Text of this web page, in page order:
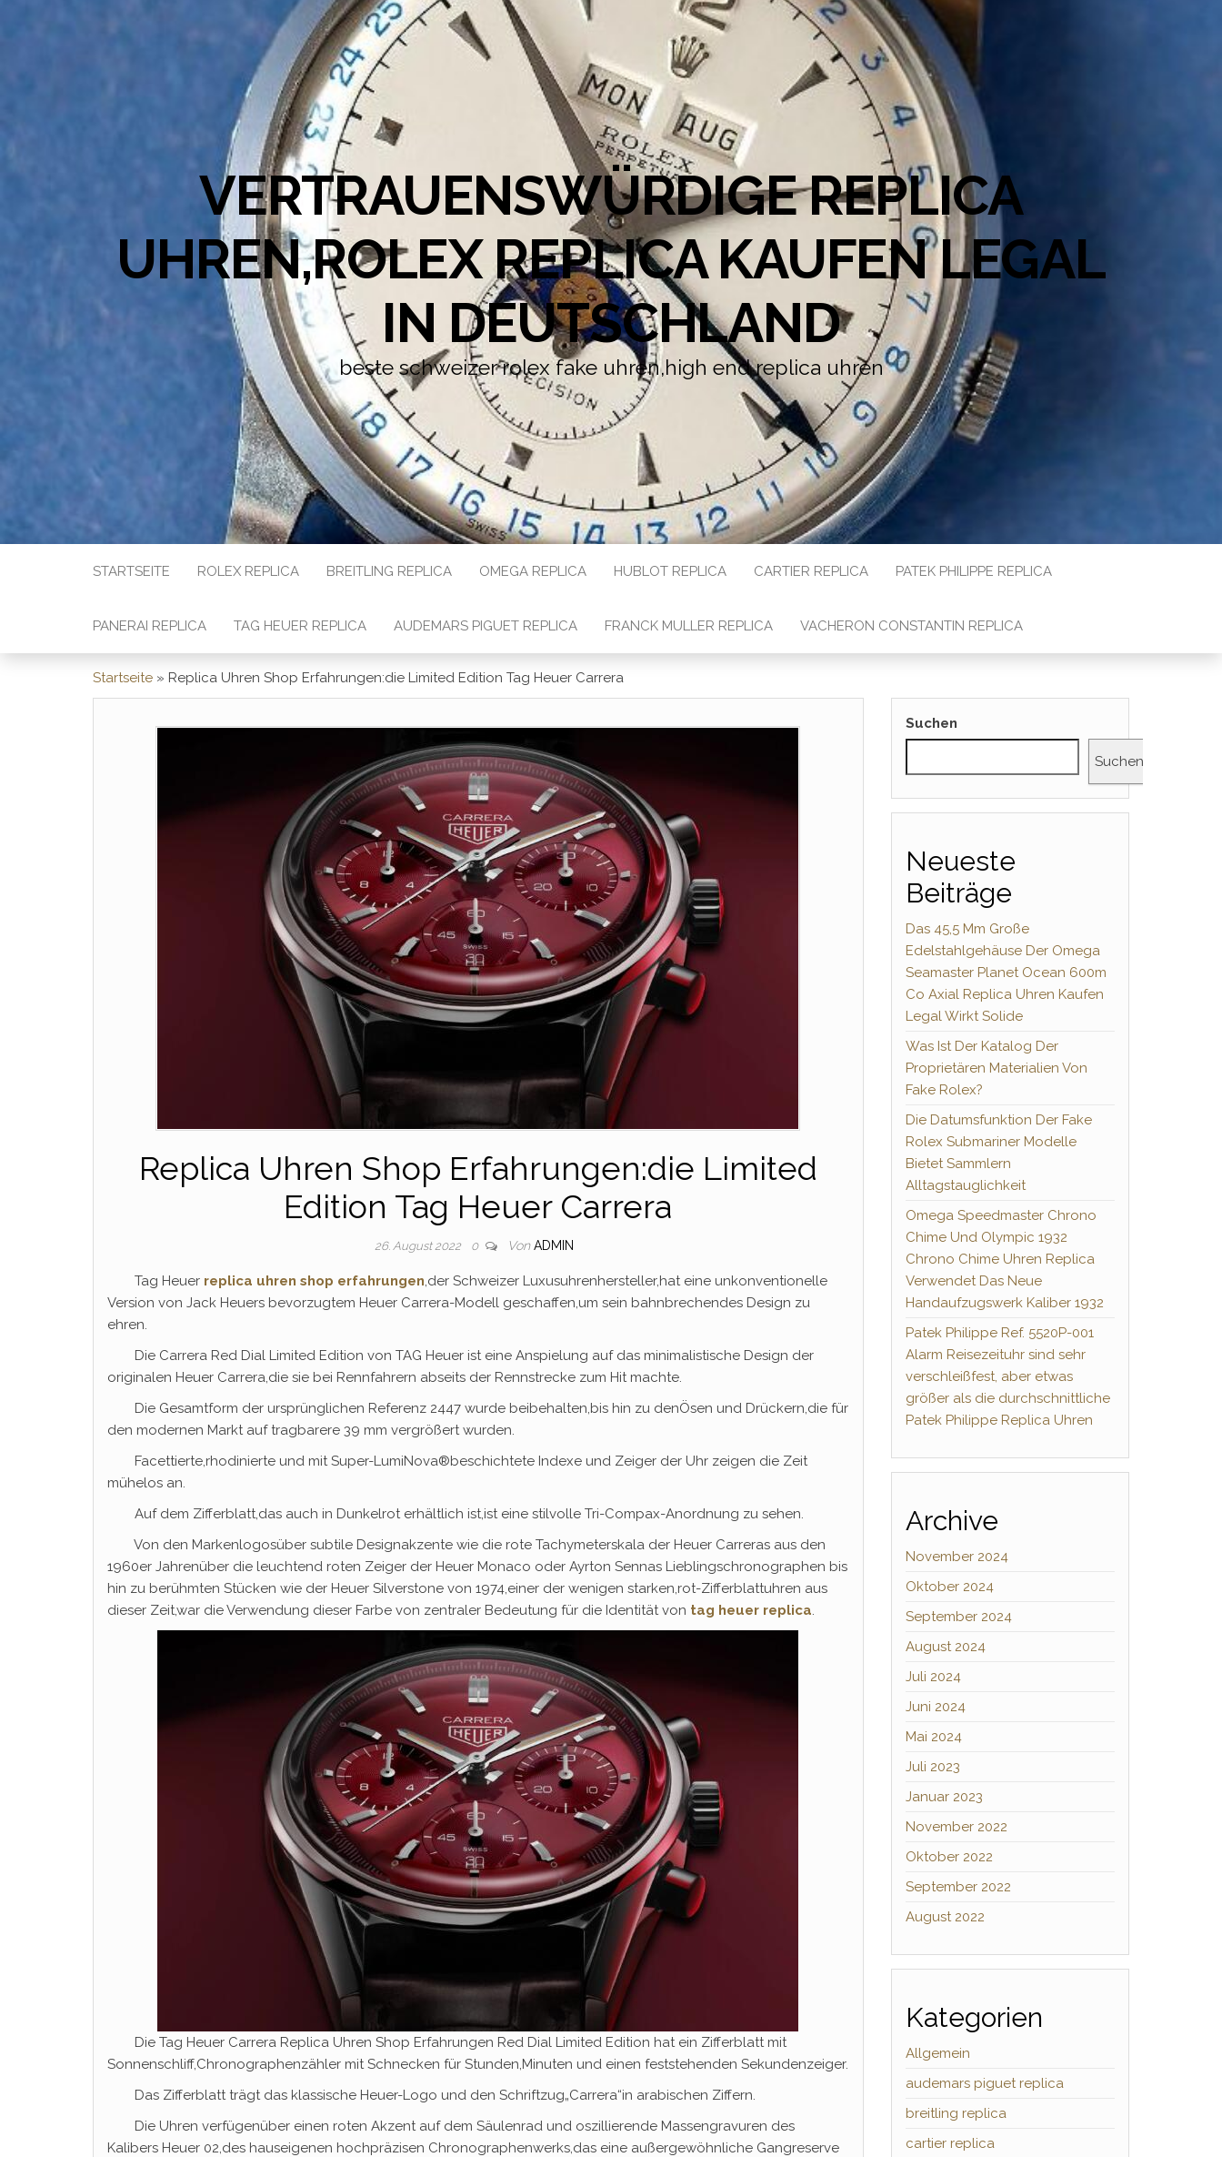
VERTRAUENSWÜRDIGE REPLICA
UHREN,ROLEX REPLICA KAUFEN LEGAL
IN DEUTSCHLAND
beste schweizer rolex fake uhren,high end replica uhren
STARTSEITE ROLEX REPLICA BREITLING REPLICA OMEGA REPLICA HUBLOT REPLICA CARTIER REPLICA PATEK PHILIPPE REPLICA
PANERAI REPLICA TAG HEUER REPLICA AUDEMARS PIGUET REPLICA FRANCK MULLER REPLICA VACHERON CONSTANTIN REPLICA
Startseite » Replica Uhren Shop Erfahrungen:die Limited Edition Tag Heuer Carrera
Replica Uhren Shop Erfahrungen:die Limited
Edition Tag Heuer Carrera
26. August 2022 0 Von ADMIN
Tag Heuer replica uhren shop erfahrungen,der Schweizer Luxusuhrenhersteller,hat eine unkonventionelle
Version von Jack Heuers bevorzugtem Heuer Carrera-Modell geschaffen,um sein bahnbrechendes Design zu
ehren.
Die Carrera Red Dial Limited Edition von TAG Heuer ist eine Anspielung auf das minimalistische Design der
originalen Heuer Carrera,die sie bei Rennfahrern abseits der Rennstrecke zum Hit machte.
Die Gesamtform der ursprünglichen Referenz 2447 wurde beibehalten,bis hin zu denÖsen und Drückern,die für
den modernen Markt auf tragbarere 39 mm vergrößert wurden.
Facettierte,rhodinierte und mit Super-LumiNova®beschichtete Indexe und Zeiger der Uhr zeigen die Zeit
mühelos an.
Auf dem Zifferblatt,das auch in Dunkelrot erhältlich ist,ist eine stilvolle Tri-Compax-Anordnung zu sehen.
Von den Markenlogosüber subtile Designakzente wie die rote Tachymeterskala der Heuer Carreras aus den
1960er Jahrenüber die leuchtend roten Zeiger der Heuer Monaco oder Ayrton Sennas Lieblingschronographen bis
hin zu berühmten Stücken wie der Heuer Silverstone von 1974,einer der wenigen starken,rot-Zifferblattuhren aus
dieser Zeit,war die Verwendung dieser Farbe von zentraler Bedeutung für die Identität von tag heuer replica.
Die Tag Heuer Carrera Replica Uhren Shop Erfahrungen Red Dial Limited Edition hat ein Zifferblatt mit
Sonnenschliff,Chronographenzähler mit Schnecken für Stunden,Minuten und einen feststehenden Sekundenzeiger.
Das Zifferblatt trägt das klassische Heuer-Logo und den Schriftzug„Carrera“in arabischen Ziffern.
Die Uhren verfügenüber einen roten Akzent auf dem Säulenrad und oszillierende Massengravuren des
Kalibers Heuer 02,des hauseigenen hochpräzisen Chronographenwerks,das eine außergewöhnliche Gangreserve
Suchen
Suchen
Neueste
Beiträge
Das 45,5 Mm Große
Edelstahlgehäuse Der Omega
Seamaster Planet Ocean 600m
Co Axial Replica Uhren Kaufen
Legal Wirkt Solide
Was Ist Der Katalog Der
Proprietären Materialien Von
Fake Rolex?
Die Datumsfunktion Der Fake
Rolex Submariner Modelle
Bietet Sammlern
Alltagstauglichkeit
Omega Speedmaster Chrono
Chime Und Olympic 1932
Chrono Chime Uhren Replica
Verwendet Das Neue
Handaufzugswerk Kaliber 1932
Patek Philippe Ref. 5520P-001
Alarm Reisezeituhr sind sehr
verschleißfest, aber etwas
größer als die durchschnittliche
Patek Philippe Replica Uhren
Archive
November 2024
Oktober 2024
September 2024
August 2024
Juli 2024
Juni 2024
Mai 2024
Juli 2023
Januar 2023
November 2022
Oktober 2022
September 2022
August 2022
Kategorien
Allgemein
audemars piguet replica
breitling replica
cartier replica